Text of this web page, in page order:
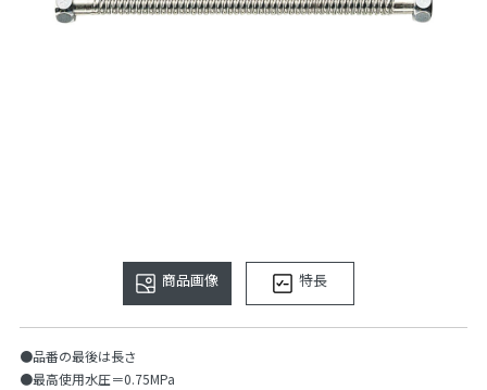
商品画像 特長
●品番の最後は長さ
●最高使用水圧＝0.75MPa